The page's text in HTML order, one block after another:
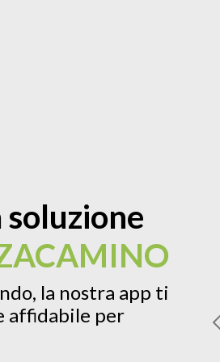
la nostra app ti
affidabile per